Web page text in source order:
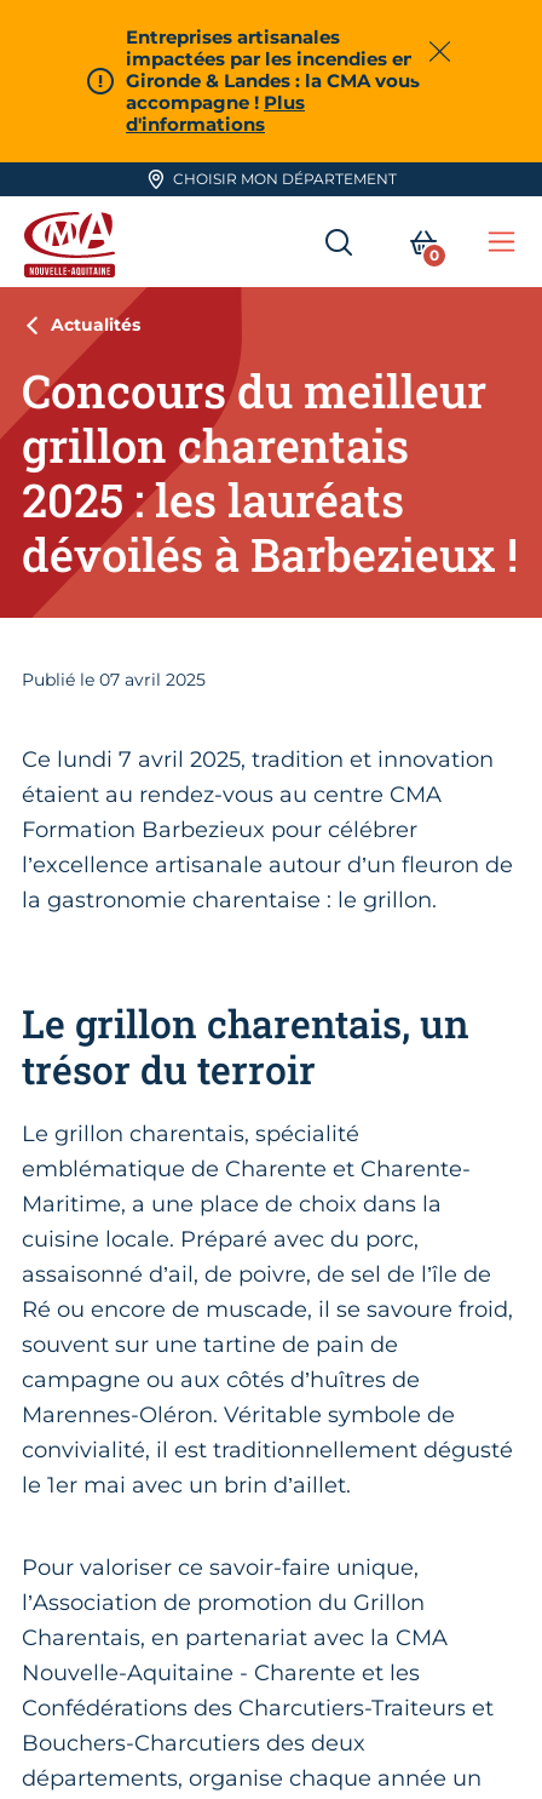
Entreprises artisanales
impactées par les incendies en
Gironde & Landes : la CMA vous
accompagne ! Plus
d'informations
Fermer
CHOISIR MON DÉPARTEMENT
CMA Nouvelle-Aquitaine
RECHERCHER
MON
0
Actualités
Concours du meilleur
grillon charentais
2025 : les lauréats
dévoilés à Barbezieux !
Publié le 07 avril 2025
Ce lundi 7 avril 2025, tradition et innovation
étaient au rendez-vous au centre CMA
Formation Barbezieux pour célébrer
l’excellence artisanale autour d’un fleuron de
la gastronomie charentaise : le grillon.
Le grillon charentais, un
trésor du terroir
Le grillon charentais, spécialité
emblématique de Charente et Charente-
Maritime, a une place de choix dans la
cuisine locale. Préparé avec du porc,
assaisonné d’ail, de poivre, de sel de l’île de
Ré ou encore de muscade, il se savoure froid,
souvent sur une tartine de pain de
campagne ou aux côtés d’huîtres de
Marennes-Oléron. Véritable symbole de
convivialité, il est traditionnellement dégusté
le 1er mai avec un brin d’aillet.
Pour valoriser ce savoir-faire unique,
l’Association de promotion du Grillon
Charentais, en partenariat avec la CMA
Nouvelle-Aquitaine - Charente et les
Confédérations des Charcutiers-Traiteurs et
Bouchers-Charcutiers des deux
départements, organise chaque année un